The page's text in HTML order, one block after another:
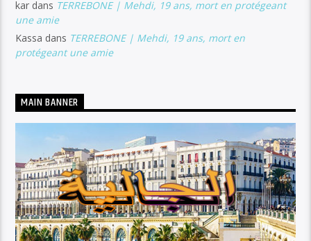
kar dans TERREBONE | Mehdi, 19 ans, mort en protégeant
une amie
Kassa dans TERREBONE | Mehdi, 19 ans, mort en
protégeant une amie
MAIN BANNER